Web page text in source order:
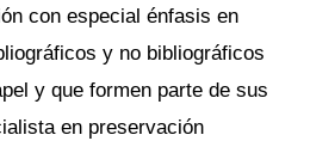
con especial énfasis en
y no bibliográficos
y que formen parte de sus
en preservación